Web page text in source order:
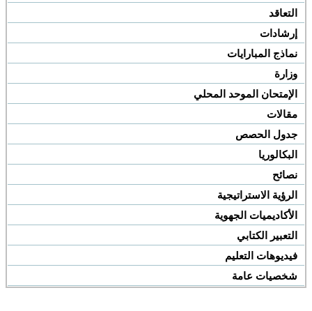
التعاقد
إرشادات
نماذج المبارايات
وزارة
الإمتحان الموحد المحلي
مقالات
جدول الحصص
البكالوريا
نصائح
الرؤية الاستراتيجية
الأكاديميات الجهوية
التعبير الكتابي
فيديوهات التعليم
شخصيات عامة